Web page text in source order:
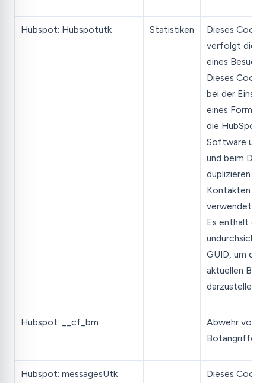
Hubspot: Hubspotutk Statistiken
Dieses Cookie
verfolgt die
eines
Dieses
bei der
eines
die HubSpot-
Software
und beim De-
duplizieren
Kontakten
verwendet.
Es enthält
GUID, um den
aktuellen
darzustellen.
Hubspot: __cf_bm
Abwehr von
Botangriffen.
Hubspot: messagesUtk
Dieses